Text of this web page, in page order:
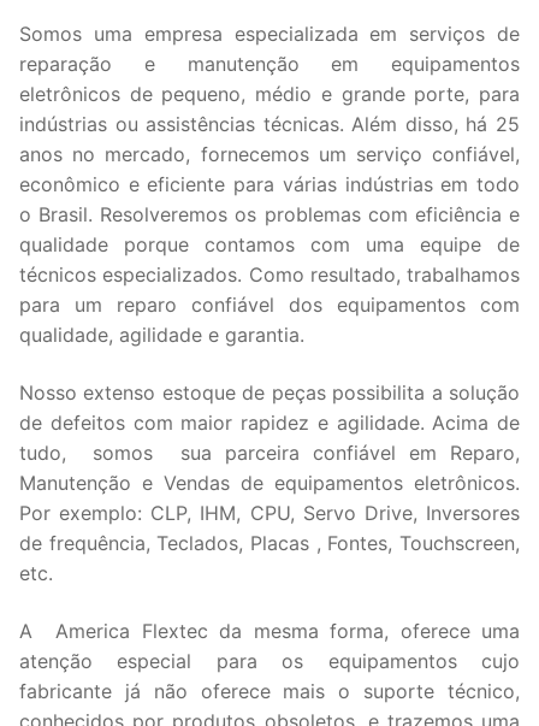
Somos uma empresa especializada em serviços de
reparação e manutenção em equipamentos
eletrônicos de pequeno, médio e grande porte, para
indústrias ou assistências técnicas. Além disso, há 25
anos no mercado, fornecemos um serviço confiável,
econômico e eficiente para várias indústrias em todo
o Brasil. Resolveremos os problemas com eficiência e
qualidade porque contamos com uma equipe de
técnicos especializados. Como resultado, trabalhamos
para um reparo confiável dos equipamentos com
qualidade, agilidade e garantia.
Nosso extenso estoque de peças possibilita a solução
de defeitos com maior rapidez e agilidade. Acima de
tudo, somos sua parceira confiável em Reparo,
Manutenção e Vendas de equipamentos eletrônicos.
Por exemplo: CLP, IHM, CPU, Servo Drive, Inversores
de frequência, Teclados, Placas , Fontes, Touchscreen,
etc.
A America Flextec da mesma forma, oferece uma
atenção especial para os equipamentos cujo
fabricante já não oferece mais o suporte técnico,
conhecidos por produtos obsoletos, e trazemos uma